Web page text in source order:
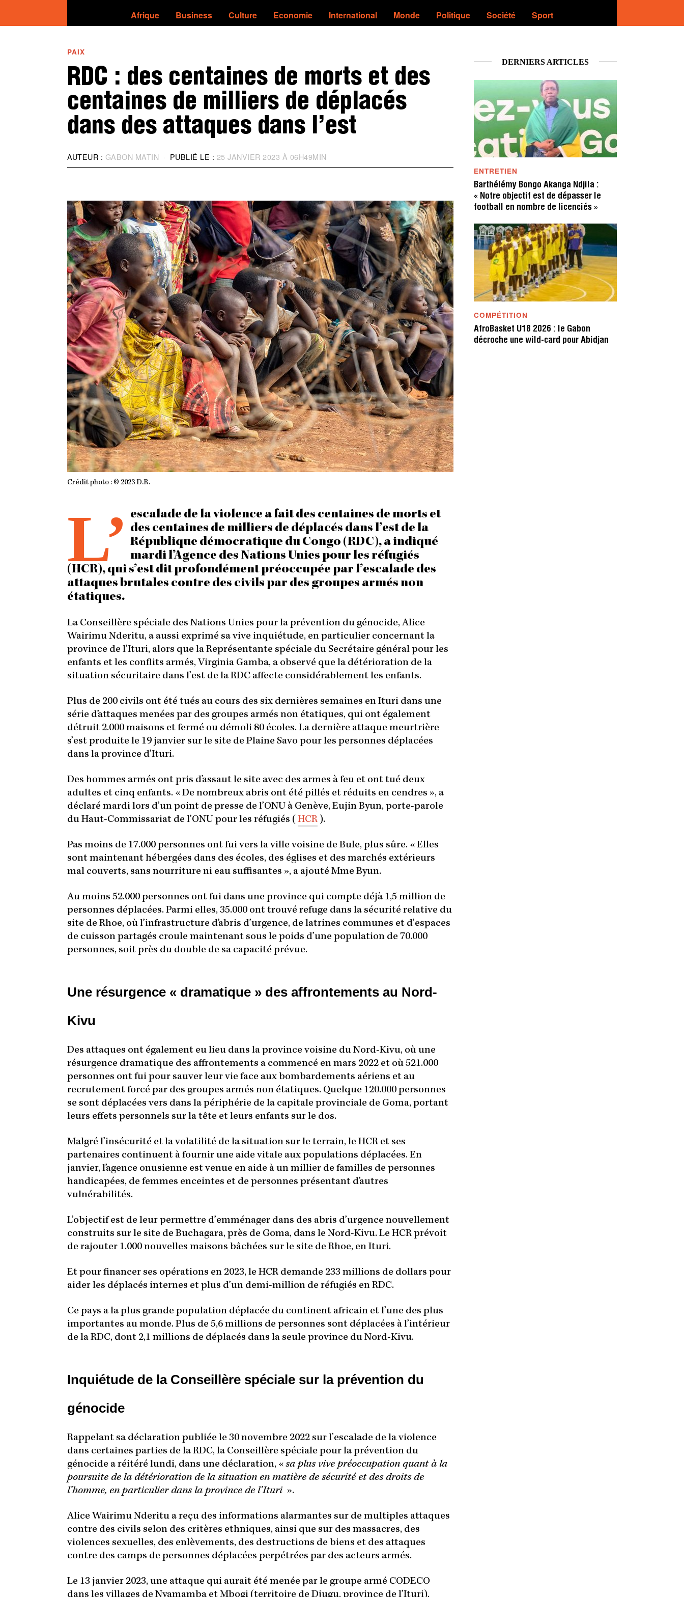
Afrique Business Culture Economie International Monde Politique Société Sport
PAIX
RDC : des centaines de morts et des
centaines de milliers de déplacés
dans des attaques dans l’est
AUTEUR : GABON MATIN PUBLIÉ LE : 25 JANVIER 2023 À 06H49MIN
I
O
U
R
:
2
5
J
A
N
V
E
R
2
0
2
3
À
0
6
H
4
9
M
I
N
Crédit photo : © 2023 D.R.
L’
escalade de la violence a fait des centaines de morts et
des centaines de milliers de déplacés dans l’est de la
République démocratique du Congo (RDC), a indiqué
mardi l’Agence des Nations Unies pour les réfugiés
(HCR), qui s’est dit profondément préoccupée par l’escalade des
attaques brutales contre des civils par des groupes armés non
étatiques.
La Conseillère spéciale des Nations Unies pour la prévention du génocide, Alice
Wairimu Nderitu, a aussi exprimé sa vive inquiétude, en particulier concernant la
province de l’Ituri, alors que la Représentante spéciale du Secrétaire général pour les
enfants et les conflits armés, Virginia Gamba, a observé que la détérioration de la
situation sécuritaire dans l’est de la RDC affecte considérablement les enfants.
Plus de 200 civils ont été tués au cours des six dernières semaines en Ituri dans une
série d’attaques menées par des groupes armés non étatiques, qui ont également
détruit 2.000 maisons et fermé ou démoli 80 écoles. La dernière attaque meurtrière
s’est produite le 19 janvier sur le site de Plaine Savo pour les personnes déplacées
dans la province d’Ituri.
Des hommes armés ont pris d’assaut le site avec des armes à feu et ont tué deux
adultes et cinq enfants. « De nombreux abris ont été pillés et réduits en cendres », a
déclaré mardi lors d’un point de presse de l’ONU à Genève, Eujin Byun, porte-parole
du Haut-Commissariat de l’ONU pour les réfugiés ( HCR ).
Pas moins de 17.000 personnes ont fui vers la ville voisine de Bule, plus sûre. « Elles
sont maintenant hébergées dans des écoles, des églises et des marchés extérieurs
mal couverts, sans nourriture ni eau suffisantes », a ajouté Mme Byun.
Au moins 52.000 personnes ont fui dans une province qui compte déjà 1,5 million de
personnes déplacées. Parmi elles, 35.000 ont trouvé refuge dans la sécurité relative du
site de Rhoe, où l’infrastructure d’abris d’urgence, de latrines communes et d’espaces
de cuisson partagés croule maintenant sous le poids d’une population de 70.000
personnes, soit près du double de sa capacité prévue.
Une résurgence « dramatique » des affrontements au Nord-
Kivu
Des attaques ont également eu lieu dans la province voisine du Nord-Kivu, où une
résurgence dramatique des affrontements a commencé en mars 2022 et où 521.000
personnes ont fui pour sauver leur vie face aux bombardements aériens et au
recrutement forcé par des groupes armés non étatiques. Quelque 120.000 personnes
se sont déplacées vers dans la périphérie de la capitale provinciale de Goma, portant
leurs effets personnels sur la tête et leurs enfants sur le dos.
Malgré l’insécurité et la volatilité de la situation sur le terrain, le HCR et ses
partenaires continuent à fournir une aide vitale aux populations déplacées. En
janvier, l’agence onusienne est venue en aide à un millier de familles de personnes
handicapées, de femmes enceintes et de personnes présentant d’autres
vulnérabilités.
L’objectif est de leur permettre d’emménager dans des abris d’urgence nouvellement
construits sur le site de Buchagara, près de Goma, dans le Nord-Kivu. Le HCR prévoit
de rajouter 1.000 nouvelles maisons bâchées sur le site de Rhoe, en Ituri.
Et pour financer ses opérations en 2023, le HCR demande 233 millions de dollars pour
aider les déplacés internes et plus d’un demi-million de réfugiés en RDC.
Ce pays a la plus grande population déplacée du continent africain et l’une des plus
importantes au monde. Plus de 5,6 millions de personnes sont déplacées à l’intérieur
de la RDC, dont 2,1 millions de déplacés dans la seule province du Nord-Kivu.
Inquiétude de la Conseillère spéciale sur la prévention du
génocide
Rappelant sa déclaration publiée le 30 novembre 2022 sur l’escalade de la violence
dans certaines parties de la RDC, la Conseillère spéciale pour la prévention du
génocide a réitéré lundi, dans une déclaration, «sa plus vive préoccupation quant à la
poursuite de la détérioration de la situation en matière de sécurité et des droits de
l’homme, en particulier dans la province de l’Ituri ».
Alice Wairimu Nderitu a reçu des informations alarmantes sur de multiples attaques
contre des civils selon des critères ethniques, ainsi que sur des massacres, des
violences sexuelles, des enlèvements, des destructions de biens et des attaques
contre des camps de personnes déplacées perpétrées par des acteurs armés.
Le 13 janvier 2023, une attaque qui aurait été menée par le groupe armé CODECO
dans les villages de Nyamamba et Mbogi (territoire de Djugu, province de l’Ituri),
DERNIERS ARTICLES
ENTRETIEN
Barthélémy Bongo Akanga Ndjila :
« Notre objectif est de dépasser le
football en nombre de licenciés »
COMPÉTITION
AfroBasket U18 2026 : le Gabon
décroche une wild-card pour Abidjan